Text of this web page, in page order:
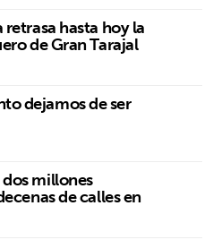
hasta hoy la
de Gran Tarajal
dejamos de ser
millones
de calles en